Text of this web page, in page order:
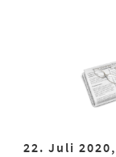
22. Juli